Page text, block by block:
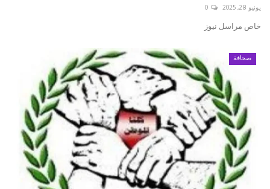
يونيو 28, 2025 0
خاص مراسل نيوز
صحافة